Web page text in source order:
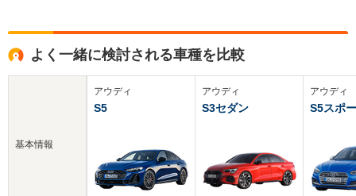
よく一緒に検討される車種を比較
基本情報
アウディ
S5
アウディ
S3セダン
アウディ
S5スポ